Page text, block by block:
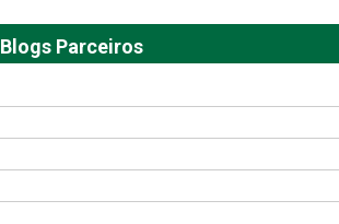
Blogs Parceiros